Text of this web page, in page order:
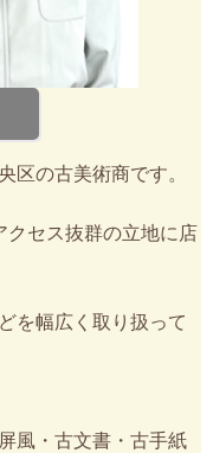
区の古美術商です。
セス抜群の立地に店
を幅広く取り扱って
風・古文書・古手紙